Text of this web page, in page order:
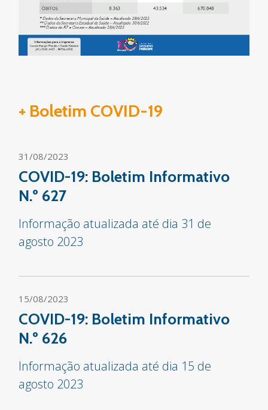
+ Boletim COVID-19
31/08/2023
COVID-19: Boletim Informativo
N.º 627
Informação atualizada até dia 31 de
agosto 2023
15/08/2023
COVID-19: Boletim Informativo
N.º 626
Informação atualizada até dia 15 de
agosto 2023